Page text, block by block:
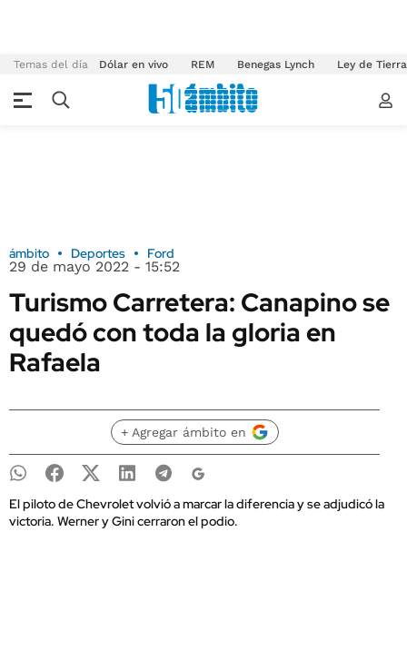
Temas del día Dólar en vivo REM Benegas Lynch Ley de
ámbito Deportes Ford
29 de mayo 2022 - 15:52
Turismo Carretera: Canapino se
quedó con toda la gloria en
Rafaela
+ Agregar ámbito en
El piloto de Chevrolet volvió a marcar la diferencia y se adjudicó la
victoria. Werner y Gini cerraron el podio.